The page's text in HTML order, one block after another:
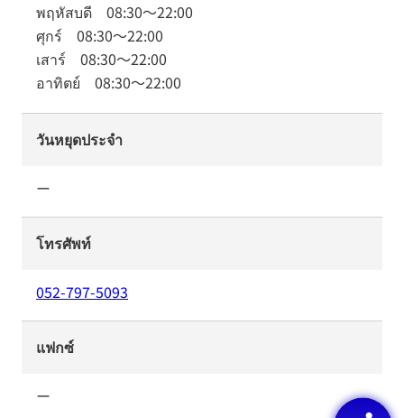
พฤหัสบดี 08:30～22:00
ศุกร์ 08:30～22:00
เสาร์ 08:30～22:00
อาทิตย์ 08:30～22:00
วันหยุดประจำ
ー
โทรศัพท์
052-797-5093
แฟกซ์
ー